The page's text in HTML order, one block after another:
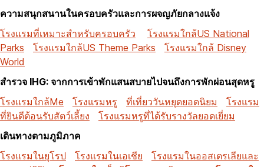
ความสนุกสนานในครอบครัวและการผจญภัยกลางแจ้ง
โรงแรมที่เหมาะสำหรับครอบครัว
โรงแรมใกล้US National
Parks
โรงแรมใกล้US Theme Parks
โรงแรมใกล้ Disney
World
สำรวจ IHG: จากการเข้าพักแสนสบายไปจนถึงการพักผ่อนสุดหรู
โรงแรมใกล้Me
โรงแรมหรู ที่เที่ยววันหยุดยอดนิยม
โรงแรม
ที่ยินดีต้อนรับสัตว์เลี้ยง
โรงแรมหรูที่ได้รับรางวัลยอดเยี่ยม
เดินทางตามภูมิภาค
โรงแรมในยุโรป
โรงแรมในเอเชีย
โรงแรมในออสเตรเลียและ